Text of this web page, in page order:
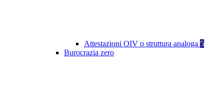
Attestazioni OIV o struttura analoga 5
Burocrazia zero